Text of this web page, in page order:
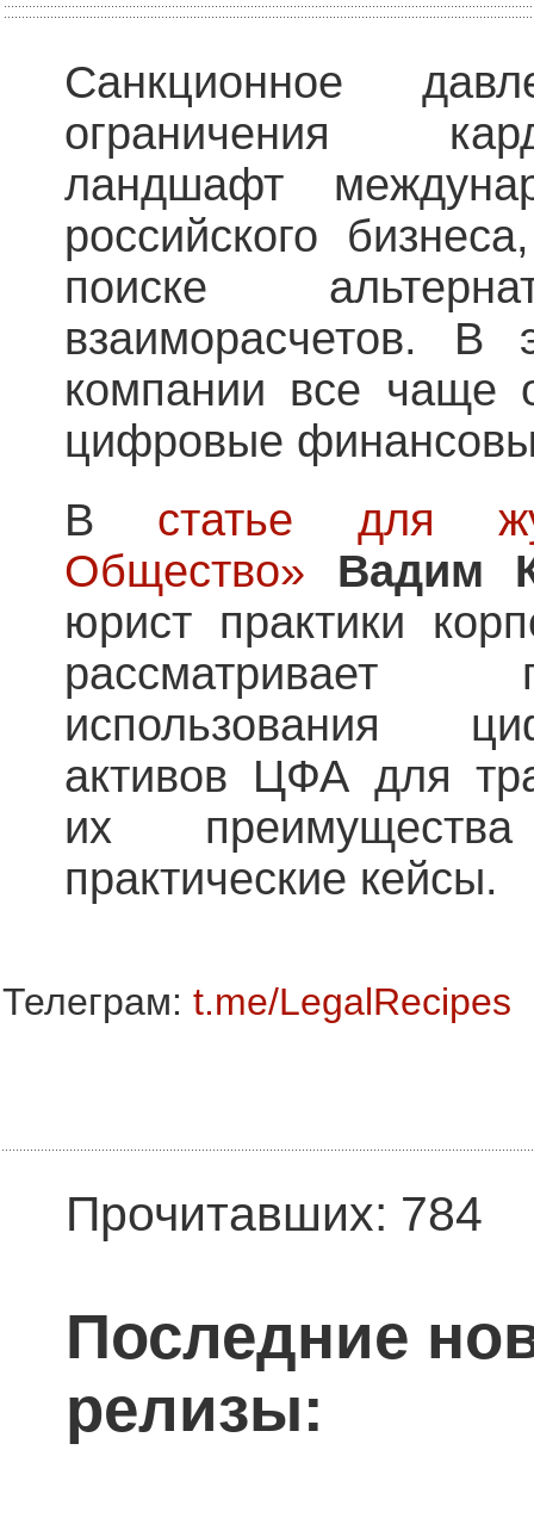
Санкционное
ограничения
ландшафт
российского
поиске
взаиморасчетов. В
компании все чаще
цифровые
В статье для
Общество»
Вадим
юрист практики
рассматривает
использования
активов ЦФА для
их
практические кейсы.
Телеграм: t.me/LegalRecipes
Прочитавших: 784
Последние
релизы: